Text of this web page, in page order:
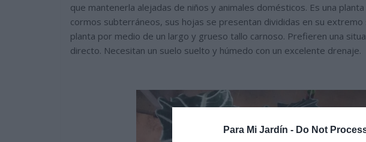
Para Mi Jardín - Do Not
que mantenerla alejadas de niños y animales domésticos. Es una
cormos subterráneos, sus hojas se presentan divididas en su extremo
planta por medio de un largo y grueso tallo carnoso. Prefieren una
directo. Necesitan un suelo suelto y húmedo con un excelente drenaje.